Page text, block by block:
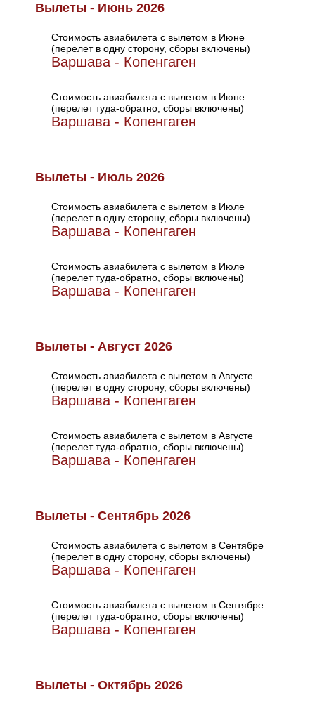
Вылеты - Июнь 2026
Стоимость авиабилета с вылетом в Июне
(перелет в одну сторону, сборы включены)
Варшава - Копенгаген
Стоимость авиабилета с вылетом в Июне
(перелет туда-обратно, сборы включены)
Варшава - Копенгаген
Вылеты - Июль 2026
Стоимость авиабилета с вылетом в Июле
(перелет в одну сторону, сборы включены)
Варшава - Копенгаген
Стоимость авиабилета с вылетом в Июле
(перелет туда-обратно, сборы включены)
Варшава - Копенгаген
Вылеты - Август 2026
Стоимость авиабилета с вылетом в Августе
(перелет в одну сторону, сборы включены)
Варшава - Копенгаген
Стоимость авиабилета с вылетом в Августе
(перелет туда-обратно, сборы включены)
Варшава - Копенгаген
Вылеты - Сентябрь 2026
Стоимость авиабилета с вылетом в Сентябре
(перелет в одну сторону, сборы включены)
Варшава - Копенгаген
Стоимость авиабилета с вылетом в Сентябре
(перелет туда-обратно, сборы включены)
Варшава - Копенгаген
Вылеты - Октябрь 2026